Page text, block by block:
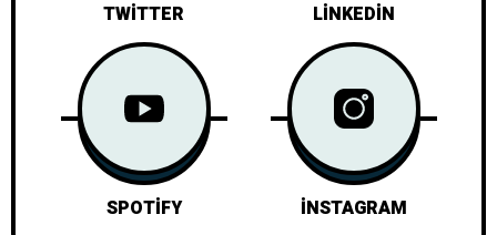
TWITTER LINKEDIN
SPOTIFY İNSTAGRAM